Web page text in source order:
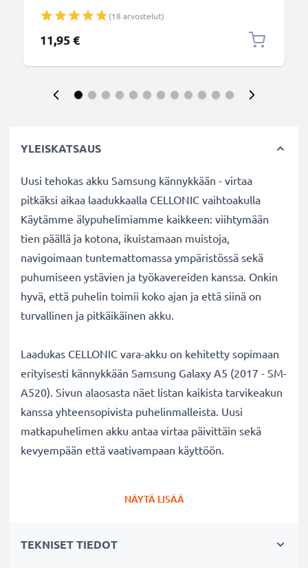
(18 arvostelut)
11,95 €
YLEISKATSAUS
Uusi tehokas akku Samsung kännykkään - virtaa
pitkäksi aikaa laadukkaalla CELLONIC vaihtoakulla
Käytämme älypuhelimiamme kaikkeen: viihtymään
tien päällä ja kotona, ikuistamaan muistoja,
navigoimaan tuntemattomassa ympäristössä sekä
puhumiseen ystävien ja työkavereiden kanssa. Onkin
hyvä, että puhelin toimii koko ajan ja että siinä on
turvallinen ja pitkäikäinen akku.
Laadukas CELLONIC vara-akku on kehitetty sopimaan
erityisesti kännykkään Samsung Galaxy A5 (2017 - SM-
A520). Sivun alaosasta näet listan kaikista tarvikeakun
kanssa yhteensopivista puhelinmalleista. Uusi
matkapuhelimen akku antaa virtaa päivittäin sekä
kevyempään että vaativampaan käyttöön.
lataamiselta
NÄYTÄ LISÄÄ
TEKNISET TIEDOT